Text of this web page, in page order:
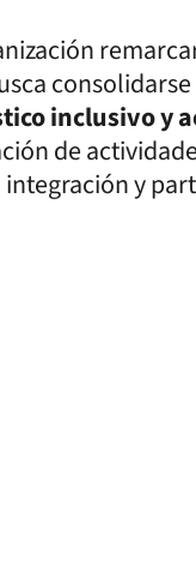
inclusivo y
de
y